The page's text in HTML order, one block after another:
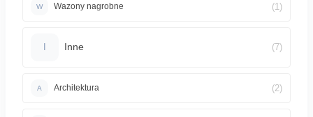
W Wazony nagrobne (1)
Inne (7)
A Architektura (2)